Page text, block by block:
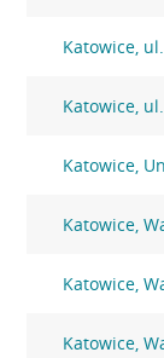
Katowice,
Katowice,
Katowice,
Katowice,
Katowice,
Katowice,